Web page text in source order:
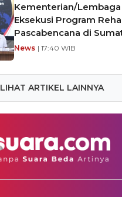
Kementerian/
Eksekusi Program
Pascabencana di
News | 17:40 WIB
LIHAT ARTIKEL LAINNYA